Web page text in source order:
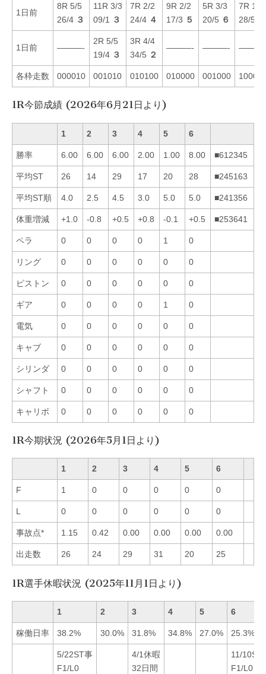
1日前
8R 5/5
26/4 ３
11R 3/3
09/1
３
7R 2/2
24/4 ４
9R 2/2
17/3 ５
5R 3/3
20/5 ６
7R 1/1
28/5
1日前 ———-
2R 5/5
19/4 ３
3R 4/4
34/5 ２
———- ———- ———-
各枠走数 000010 001010 010100 010000 001000
1R今節成績 (2026年6月21日より)
1 2 3 4 5 6
勝率 6.00 6.00 6.00 2.00 1.00 8.00 ■612345
平均ST 26 14 29 17 20 28 ■245163
平均ST順 4.0 2.5 4.5 3.0 5.0 5.0 ■241356
体重増減 +1.0 -0.8 +0.5 +0.8 -0.1 +0.5 ■253641
ペラ 0 0 0 0 1 0
リング 0 0 0 0 0 0
ピストン 0 0 0 0 0 0
ギア 0 0 0 0 1 0
電気 0 0 0 0 0 0
キャブ 0 0 0 0 0 0
シリンダ 0 0 0 0 0 0
シャフト 0 0 0 0 0 0
キャリボ 0 0 0 0 0 0
1R今期状況 (2026年5月1日より)
1 2 3 4 5 6
F 1 0 0 0 0 0
L 0 0 0 0 0 0
事故点* 1.15 0.42 0.00 0.00 0.00 0.00
出走数 26 24 29 31 20 25
1R選手休暇状況 (2025年11月1日より)
1 2 3 4 5 6
稼働日率 38.2% 30.0% 31.8% 34.8% 27.0% 25.3%
5/22ST事
F1/L0
4/1休暇
32日間
11/10ST
F1/L0